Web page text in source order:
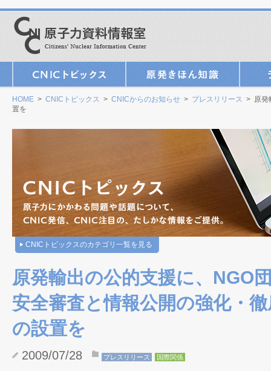
HOME > CNICトピックス > CNICからのお知らせ > プレスリリース > 原発
置を
CNICトピックスのカテゴリ一覧を見る
原発輸出の公的支援に、
安全審査と情報公開の強化・
の設置を
2009/07/28 プレスリリース 国際関係